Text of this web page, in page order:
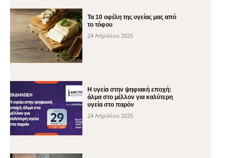
Τα 10 οφέλη της υγείας μας από
το τόφου
24 Απριλίου 2025
H υγεία στην ψηφιακή εποχή:
άλμα στο μέλλον για καλύτερη
υγεία στο παρόν
24 Απριλίου 2025